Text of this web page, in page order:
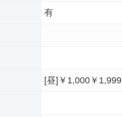
有
[昼]￥1,000￥1,999